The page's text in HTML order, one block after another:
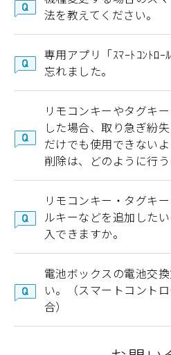
法を教えてください。
専用アプリ「ｽﾏｰﾄｺﾝﾄﾛ
忘れました。
リモコンキーやタグキ
した場合、取り急ぎ紛
だけでも使用できない
削除は、どのように行う
リモコンキー・タグキ
ルキーなどを追加した
入できますか。
電池ボックスの電池交
い。（スマートコント
合）